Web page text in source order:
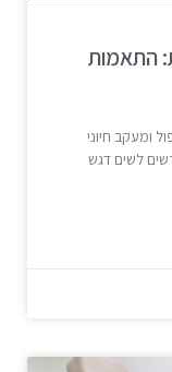
התאמות
ומעקב חיוני
לשים דגש